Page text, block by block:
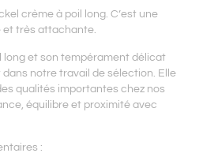
crème à poil long. C’est une
et très attachante.
long et son tempérament délicat
notre travail de sélection. Elle
qualités importantes chez nos
équilibre et proximité avec
: